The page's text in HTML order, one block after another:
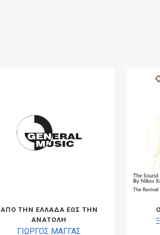
ΑΠΟ ΤΗΝ ΕΛΛΑΔΑ ΕΩΣ ΤΗΝ
ΑΝΑΤΟΛΗ
ΓΙΩΡΓΟΣ ΜΑΓΓΑΣ